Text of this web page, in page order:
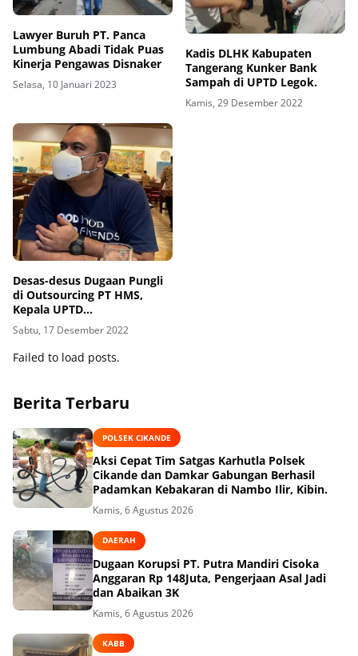
Lawyer Buruh PT. Panca
Lumbung Abadi Tidak Puas
Kinerja Pengawas Disnaker
Selasa, 10 Januari 2023
Kadis DLHK Kabupaten
Tangerang Kunker Bank
Sampah di UPTD Legok.
Kamis, 29 Desember 2022
Desas-desus Dugaan Pungli
di Outsourcing PT HMS,
Kepala UPTD
Ketenagakerjaan Kabupaten
Tangerang, Itu Ranah Pidana
Sabtu, 17 Desember 2022
Failed to load posts.
Berita Terbaru
POLSEK CIKANDE
Aksi Cepat Tim Satgas Karhutla Polsek
Cikande dan Damkar Gabungan Berhasil
Padamkan Kebakaran di Nambo Ilir, Kibin.
Kamis, 6 Agustus 2026
DAERAH
Dugaan Korupsi PT. Putra Mandiri Cisoka
Anggaran Rp 148Juta, Pengerjaan Asal Jadi
dan Abaikan 3K
Kamis, 6 Agustus 2026
KABB